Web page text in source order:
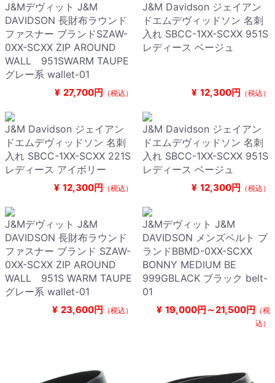
J&Mデヴィット J&M
DAVIDSON 長財布ラウンド
ファスナー ブランドSZAW-
0XX-SCXX ZIP AROUND
WALL 951SWARM TAUPE
グレー系 wallet-01
¥ 27,700円 （税込）
J&M Davidson ジェイアン
ドエムデヴィッドソン 名刺
入れ SBCC-1XX-SCXX 951S
レディース ベージュ
¥ 12,300円 （税込）
J&M Davidson ジェイアン
ドエムデヴィッドソン 名刺
入れ SBCC-1XX-SCXX 221S
レディース アイボリー
¥ 12,300円 （税込）
J&M Davidson ジェイアン
ドエムデヴィッドソン 名刺
入れ SBCC-1XX-SCXX 951S
レディース ベージュ
¥ 12,300円 （税込）
J&Mデヴィット J&M
DAVIDSON 長財布ラウンド
ファスナー ブランド SZAW-
0XX-SCXX ZIP AROUND
WALL 951S WARM TAUPE
グレー系 wallet-01
¥ 23,600円 （税込）
J&Mデヴィット J&M
DAVIDSON メンズベルト ブ
ランドBBMD-0XX-SCXX
BONNY MEDIUM BE
999GBLACK ブラック belt-
01
¥ 19,000円～21,500円 （税
込）